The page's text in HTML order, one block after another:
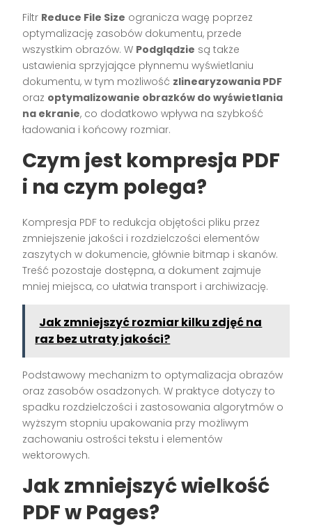
Filtr Reduce File Size ogranicza wagę poprzez
optymalizację zasobów dokumentu, przede
wszystkim obrazów. W Podglądzie są także
ustawienia sprzyjające płynnemu wyświetlaniu
dokumentu, w tym możliwość zlinearyzowania PDF
oraz optymalizowanie obrazków do wyświetlania
na ekranie, co dodatkowo wpływa na szybkość
ładowania i końcowy rozmiar.
Czym jest kompresja PDF
i na czym polega?
Kompresja PDF to redukcja objętości pliku przez
zmniejszenie jakości i rozdzielczości elementów
zaszytych w dokumencie, głównie bitmap i skanów.
Treść pozostaje dostępna, a dokument zajmuje
mniej miejsca, co ułatwia transport i archiwizację.
Jak zmniejszyć rozmiar kilku zdjęć na
raz bez utraty jakości?
Podstawowy mechanizm to optymalizacja obrazów
oraz zasobów osadzonych. W praktyce dotyczy to
spadku rozdzielczości i zastosowania algorytmów o
wyższym stopniu upakowania przy możliwym
zachowaniu ostrości tekstu i elementów
wektorowych.
Jak zmniejszyć wielkość
PDF w Pages?